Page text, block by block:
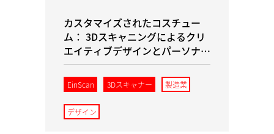
カスタマイズされたコスチュー
ム： 3Dスキャニングによるクリ
エイティブデザインとパーソナラ
イゼーション
EinScan 3Dスキャナー 製造業
デザイン